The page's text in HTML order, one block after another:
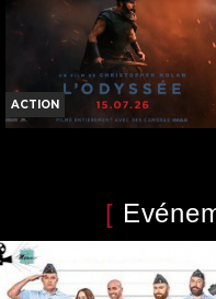
ACTION
Bande-annonce
Réservation
[